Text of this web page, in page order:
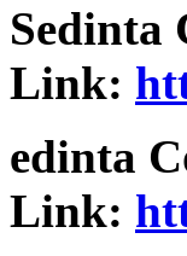
Sedinta
Link:
edinta
Link: